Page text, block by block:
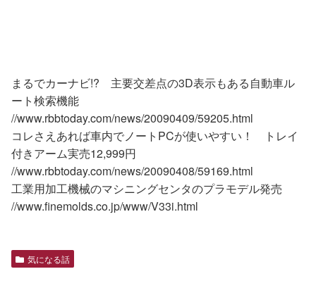
まるでカーナビ!? 主要交差点の3D表示もある自動車ル
ート検索機能
//www.rbbtoday.com/news/20090409/59205.html
コレさえあれば車内でノートPCが使いやすい！ トレイ
付きアーム実売12,999円
//www.rbbtoday.com/news/20090408/59169.html
工業用加工機械のマシニングセンタのプラモデル発売
//www.finemolds.co.jp/www/V33i.html
気になる話